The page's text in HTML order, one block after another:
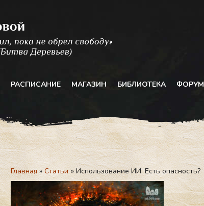
РАСПИСАНИЕ МАГАЗИН БИБЛИОТЕКА ФОРУМ
Главная Статьи Использование ИИ. Есть опасность?